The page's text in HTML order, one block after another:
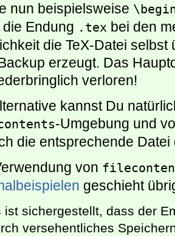
nun beispielsweise
Endung .tex bei den
die TeX-Datei
erzeugt. Das
verloren!
kannst Du
-Umgebung und
die entsprechende
von
geschieht
ist sichergestellt, dass der
versehentliches